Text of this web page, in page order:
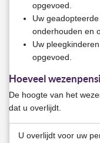
opgevoed.
Uw
onderhouden en
Uw
opgevoed.
Hoeveel
De hoogte van het
dat u overlijdt.
U overlijdt voor uw